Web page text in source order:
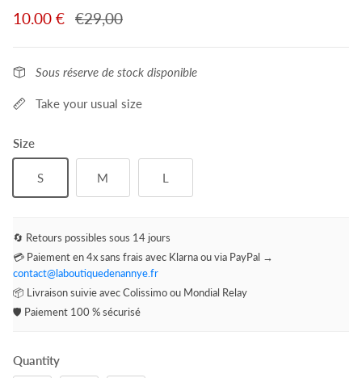
10.00 € €29,00
Sous réserve de stock disponible
Take your usual size
Size
S M L
🔄 Retours possibles sous 14 jours
💳 Paiement en 4x sans frais avec Klarna ou via PayPal →
contact@laboutiquedenannye.fr
📦 Livraison suivie avec Colissimo ou Mondial Relay
🛡️ Paiement 100 % sécurisé
Quantity